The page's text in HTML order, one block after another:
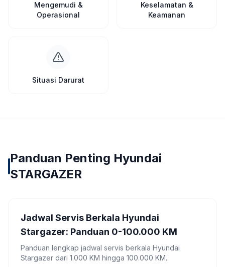
Mengemudi &
Operasional
Keselamatan &
Keamanan
Situasi Darurat
Panduan Penting Hyundai
STARGAZER
Jadwal Servis Berkala Hyundai
Stargazer: Panduan 0-100.000 KM
Panduan lengkap jadwal servis berkala Hyundai
Stargazer dari 1.000 KM hingga 100.000 KM.